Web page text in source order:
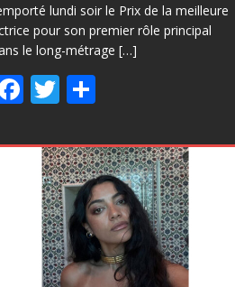
lundi soir le Prix de la meilleure
pour son premier rôle principal
le long-métrage […]
F
e
T
itt
er
P
ta
g
er